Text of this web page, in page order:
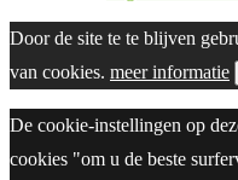
Door de site te te blijven
van cookies. meer informatie
De cookie-instellingen op
cookies "om u de beste